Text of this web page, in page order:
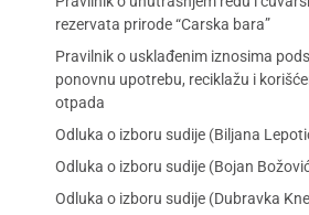
rezervata prirode “Carska bara”
Pravilnik o usklađenim iznosima
ponovnu upotrebu, reciklažu i
otpada
Odluka o izboru sudije (Biljana
Odluka o izboru sudije (Bojan
Odluka o izboru sudije (Dubravka